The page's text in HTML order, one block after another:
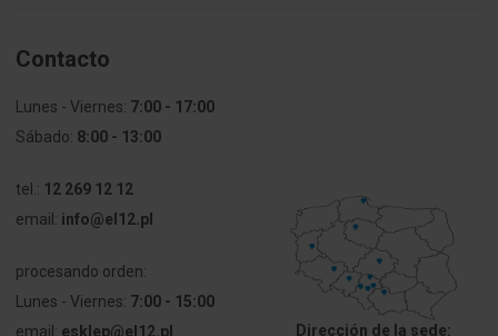
Contacto
Lunes - Viernes: 7:00 - 17:00
Sábado: 8:00 - 13:00
tel.: 12 269 12 12
email: info@el12.pl
procesando orden:
Lunes - Viernes: 7:00 - 15:00
email: esklep@el12.pl
Dirección de la sede: